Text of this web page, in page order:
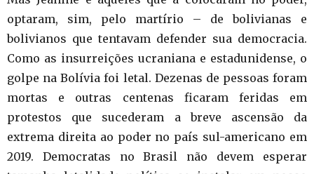
optaram, sim, pelo martírio – de bolivianas e
bolivianos que tentavam defender sua democracia.
Como as insurreições ucraniana e estadunidense, o
golpe na Bolívia foi letal. Dezenas de pessoas foram
mortas e outras centenas ficaram feridas em
protestos que sucederam a breve ascensão da
extrema direita ao poder no país sul-americano em
2019. Democratas no Brasil não devem esperar